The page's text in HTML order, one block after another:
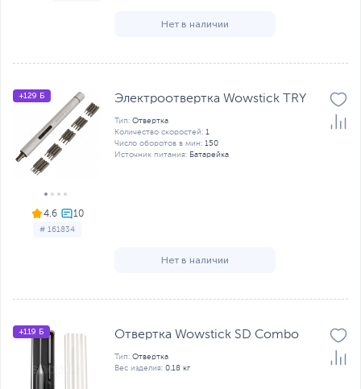
Нет в наличии
4.6
# 161834
+129 Б Электроотвертка Wowstick TRY
Тип: Отвертка
Количество скоростей: 1
Число оборотов в мин: 150
Источник питания: Батарейка
Нет в наличии
+119 Б Отвертка Wowstick SD Combo
Тип: Отвертка
Вес изделия: 0.18 кг